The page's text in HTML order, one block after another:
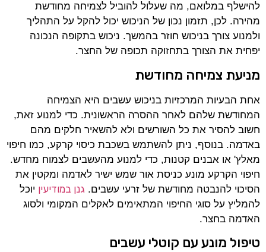
להישלף במלואם, מה שעלול להוביל לצמיחה מחודשת
מהירה. לכן, תזמון נכון של הניכוש יכול להקל על התהליך
ולמנוע צורך בניכוש חוזר בהמשך. ניכוש בתקופה הנכונה
יפחית את הצורך בתחזוקה תכופה של החצר.
מניעת צמיחה מחודשת
אחת הבעיות המרכזיות בניכוש עשבים היא הצמיחה
המחודשת שלהם לאחר ההסרה הראשונית. כדי למנוע זאת,
חשוב להסיר את כל השורשים ולא להשאיר חלקים מהם
באדמה. בנוסף, ניתן להשתמש בשכבת כיסוי קרקע, כמו חיפוי
מאלץ' או אבנים קטנות, כדי למנוע מהעשבים לצמוח מחדש.
חיפוי הקרקע מונע כניסת אור שמש ישיר לאדמה ומקטין את
הסיכוי להנבטה מחודשת של זרעי עשבים. גנן במודיעיןיוכל
להמליץ על סוגי החיפוי המתאימים לאקלים המקומי ולסוג
האדמה בחצר.
טיפול מונע עם קוטלי עשבים